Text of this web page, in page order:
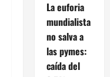
La euforia
mundialista
no salva a
las pymes:
caída del